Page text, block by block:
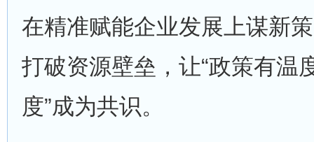
在精准赋能企业发展上谋新
打破资源壁垒，让“政策有温
度”成为共识。